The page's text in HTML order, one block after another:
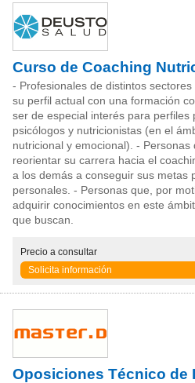
Curso de Coaching
- Profesionales de distintos
su perfil actual con una formación
ser de especial interés para perfiles
psicólogos y nutricionistas (en el
nutricional y emocional). -
reorientar su carrera hacia el
a los demás a conseguir sus metas
personales. - Personas que, por
adquirir conocimientos en este
que buscan.
Precio a consultar
Solicita información
Oposiciones Técnico de